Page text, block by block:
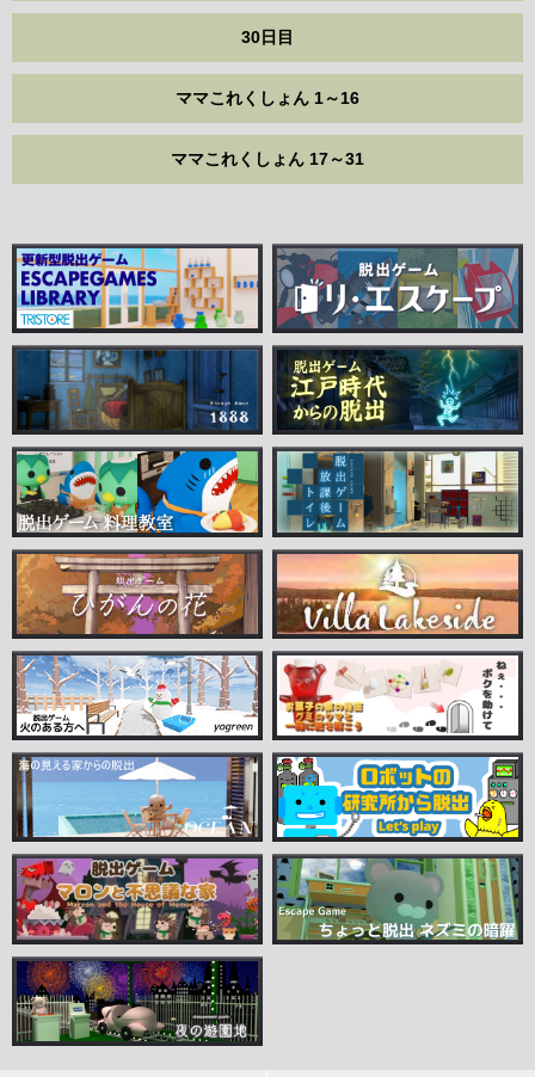
30日目
ママこれくしょん 1～16
ママこれくしょん 17～31